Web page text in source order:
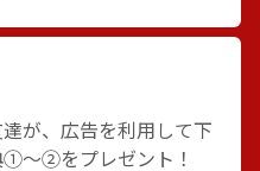
が、広告を利用して下
～②をプレゼント！